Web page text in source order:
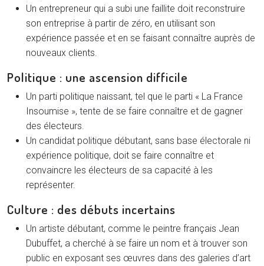
Un entrepreneur qui a subi une faillite doit reconstruire
son entreprise à partir de zéro, en utilisant son
expérience passée et en se faisant connaître auprès de
nouveaux clients.
Politique : une ascension difficile
Un parti politique naissant, tel que le parti « La France
Insoumise », tente de se faire connaître et de gagner
des électeurs.
Un candidat politique débutant, sans base électorale ni
expérience politique, doit se faire connaître et
convaincre les électeurs de sa capacité à les
représenter.
Culture : des débuts incertains
Un artiste débutant, comme le peintre français Jean
Dubuffet, a cherché à se faire un nom et à trouver son
public en exposant ses œuvres dans des galeries d’art